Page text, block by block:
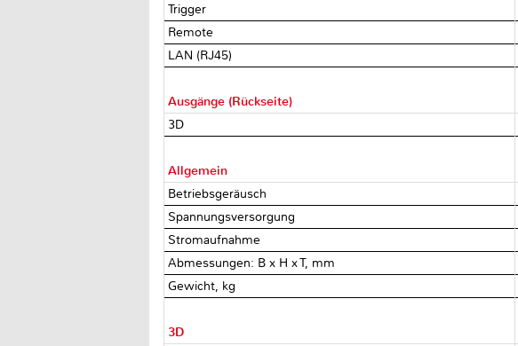
Trigger
Remote
LAN (RJ45)
Ausgänge (Rückseite)
3D
Allgemein
Betriebsgeräusch
Spannungsversorgung
Stromaufnahme
Abmessungen: B x H x T, mm
Gewicht, kg
3D